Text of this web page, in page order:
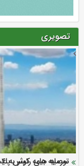
تصویری
ارزش سهام عدالت
سرمایه بیمه کوثر به ۴ همت می‌رسد
نود ثانیه با فولاد
تقدیر دبیرکل سندیکای
توصیه های رئیس